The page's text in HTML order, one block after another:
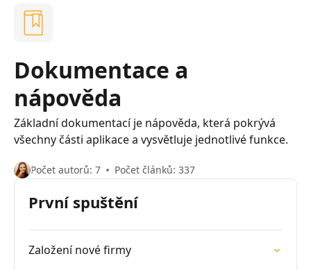
Dokumentace a
nápověda
Základní dokumentací je nápověda, která pokrývá
všechny části aplikace a vysvětluje jednotlivé funkce.
Počet autorů: 7 Počet článků: 337
První spuštění
Založení nové firmy